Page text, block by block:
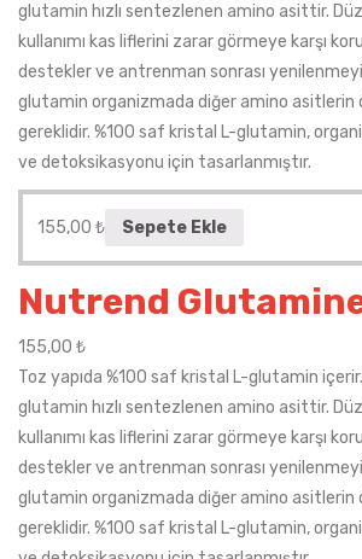
glutamin hızlı sentezlenen amino asittir.
kullanımı kas liflerini zarar görmeye karşı
destekler ve antrenman sonrası yenilenmeyi
glutamin organizmada diğer amino asitlerin
gereklidir. %100 saf kristal L-glutamin,
ve detoksikasyonu için tasarlanmıştır.
155,00 ₺ Sepete Ekle
Nutrend
155,00 ₺
Toz yapıda %100 saf kristal L-glutamin
glutamin hızlı sentezlenen amino asittir.
kullanımı kas liflerini zarar görmeye karşı
destekler ve antrenman sonrası yenilenmeyi
glutamin organizmada diğer amino asitlerin
gereklidir. %100 saf kristal L-glutamin,